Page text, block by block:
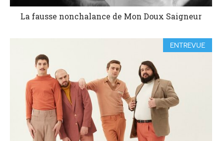
La fausse nonchalance de Mon Doux Saigneur
ENTREVUE